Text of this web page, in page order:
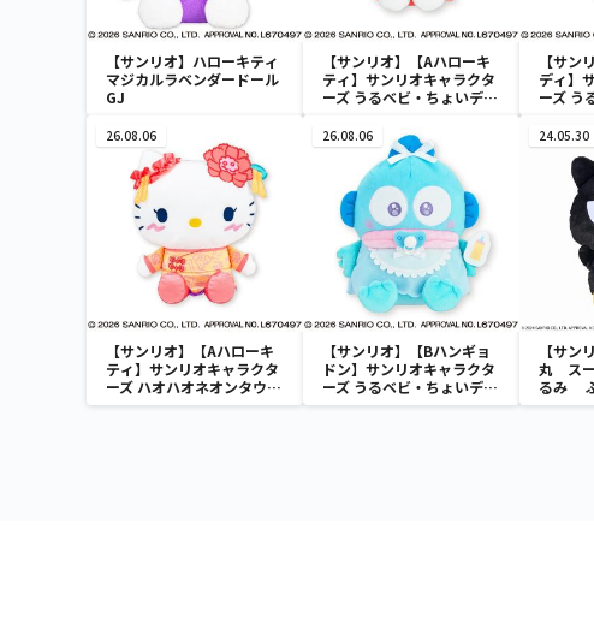
【サンリオ】ハローキティ
マジカルラベンダードール
GJ
【サンリオ】【Aハローキ
ティ】サンリオキャラクタ
ーズ うるベビ・ちょいデカ
【サン
ディ】
ーズ う
26.08.06
【サンリオ】【Aハローキ
ティ】サンリオキャラクタ
ーズ ハオハオネオンタウン
ドールBIGタイプ1
26.08.06
【サンリオ】【Bハンギョ
ドン】サンリオキャラクタ
ーズ うるベビ・ちょいデカ
ドール
24.05.30
【サン
丸 スー
るみ